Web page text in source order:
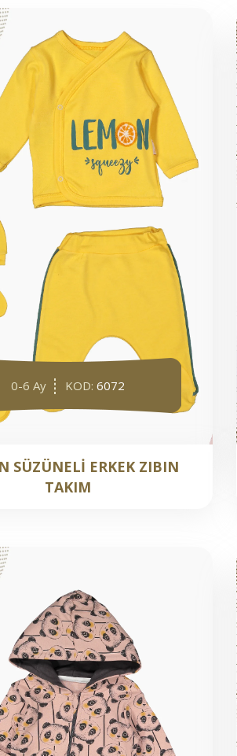
0-6 Ay KOD: 6072
SÜZÜNELİ ERKEK ZIBIN
TAKIM